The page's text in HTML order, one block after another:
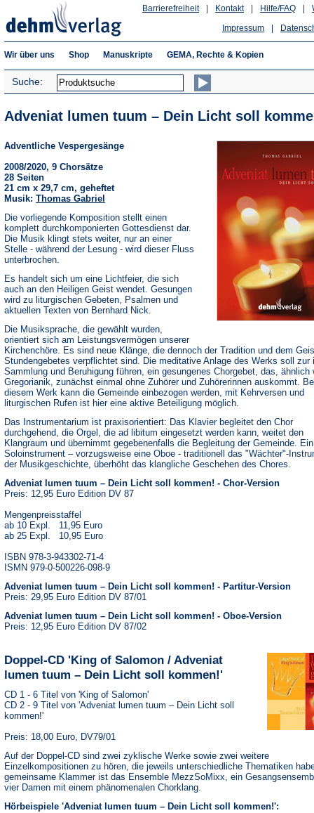
Hilfe/FAQ
Kontakt
Barrierefreiheit
Impressum
Wir über uns Shop Manuskripte GEMA, Rechte & Kopien
Suche:
Adveniat lumen tuum – Dein Licht soll
Adventliche Vespergesänge
2008/2020, 9 Chorsätze
28 Seiten
21 cm x 29,7 cm, geheftet
Musik: Thomas Gabriel
Die vorliegende Komposition stellt einen
komplett durchkomponierten Gottesdienst dar.
Die Musik klingt stets weiter, nur an einer
Stelle - während der Lesung - wird dieser Fluss
unterbrochen.
Es handelt sich um eine Lichtfeier, die sich
auch an den Heiligen Geist wendet. Gesungen
wird zu liturgischen Gebeten, Psalmen und
aktuellen Texten von Bernhard Nick.
Die Musiksprache, die gewählt wurden,
orientiert sich am Leistungsvermögen unserer
Kirchenchöre. Es sind neue Klänge, die dennoch der Tradition und dem
Stundengebetes verpflichtet sind. Die meditative Anlage des Werks soll zur
Sammlung und Beruhigung führen, ein gesungenes Chorgebet, das, ähnlich
Gregorianik, zunächst einmal ohne Zuhörer und Zuhörerinnen auskommt.
diesem Werk kann die Gemeinde einbezogen werden, mit Kehrversen und
liturgischen Rufen ist hier eine aktive Beteiligung möglich.
Das Instrumentarium ist praxisorientiert: Das Klavier begleitet den Chor
durchgehend, die Orgel, die ad libitum eingesetzt werden kann, weitet den
Klangraum und übernimmt gegebenenfalls die Begleitung der Gemeinde. Ein
Soloinstrument – vorzugsweise eine Oboe - traditionell das "Wächter"-
der Musikgeschichte, überhöht das klangliche Geschehen des Chores.
Adveniat lumen tuum – Dein Licht soll kommen! - Chor-Version
Preis: 12,95 Euro Edition DV 87
Mengenpreisstaffel
ab 10 Expl. 11,95 Euro
ab 25 Expl. 10,95 Euro
ISBN 978-3-943302-71-4
ISMN 979-0-500226-098-9
Adveniat lumen tuum – Dein Licht soll kommen! - Partitur-Version
Preis: 29,95 Euro Edition DV 87/01
Adveniat lumen tuum – Dein Licht soll kommen! - Oboe-Version
Preis: 12,95 Euro Edition DV 87/02
Doppel-CD 'King of Salomon / Adveniat
lumen tuum – Dein Licht soll kommen!'
CD 1 - 6 Titel von 'King of Salomon'
CD 2 - 9 Titel von 'Adveniat lumen tuum – Dein Licht soll
kommen!'
Preis: 18,00 Euro, DV79/01
Auf der Doppel-CD sind zwei zyklische Werke sowie zwei weitere
Einzelkompositionen zu hören, die jeweils unterschiedliche Thematiken
gemeinsame Klammer ist das Ensemble MezzSoMixx, ein
vier Damen mit einem phänomenalen Chorklang.
Hörbeispiele 'Adveniat lumen tuum – Dein Licht soll kommen!':